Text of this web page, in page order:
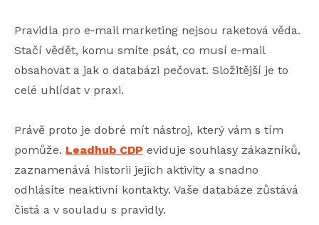
Pravidla pro e‑mail marketing nejsou raketová věda.
Stačí vědět, komu smíte psát, co musí e‑mail
obsahovat a jak o databázi pečovat. Složitější je to
celé uhlídat v praxi.
Právě proto je dobré mít nástroj, který vám s tím
pomůže. Leadhub CDP eviduje souhlasy zákazníků,
zaznamenává historii jejich aktivity a snadno
odhlásíte neaktivní kontakty. Vaše databáze zůstává
čistá a v souladu s pravidly.